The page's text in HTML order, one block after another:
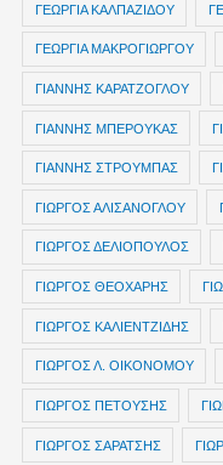
ΓΕΩΡΓΙΑ ΚΑΛΠΑΖΙΔΟΥ
ΓΕΩΡΓΙΑ ΜΑΚΡΟΓΙΩΡΓΟΥ
ΓΙΑΝΝΗΣ ΚΑΡΑΤΖΟΓΛΟΥ
ΓΙΑΝΝΗΣ ΜΠΕΡΟΥΚΑΣ
ΓΙΑΝΝΗΣ ΣΤΡΟΥΜΠΑΣ
ΓΙΩΡΓΟΣ ΑΛΙΣΑΝΟΓΛΟΥ
ΓΙΩΡΓΟΣ ΔΕΛΙΟΠΟΥΛΟΣ
ΓΙΩΡΓΟΣ ΘΕΟΧΑΡΗΣ
ΓΙΩΡΓΟΣ ΚΑΛΙΕΝΤΖΙΔΗΣ
ΓΙΩΡΓΟΣ Λ. ΟΙΚΟΝΟΜΟΥ
ΓΙΩΡΓΟΣ ΠΕΤΟΥΣΗΣ
ΓΙΩΡΓΟΣ ΣΑΡΑΤΣΗΣ